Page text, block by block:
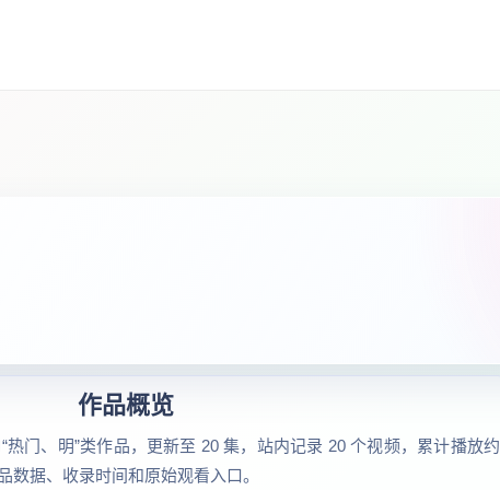
作品概览
热门、明”类作品，更新至 20 集，站内记录 20 个视频，累计播放约
数据、收录时间和原始观看入口。